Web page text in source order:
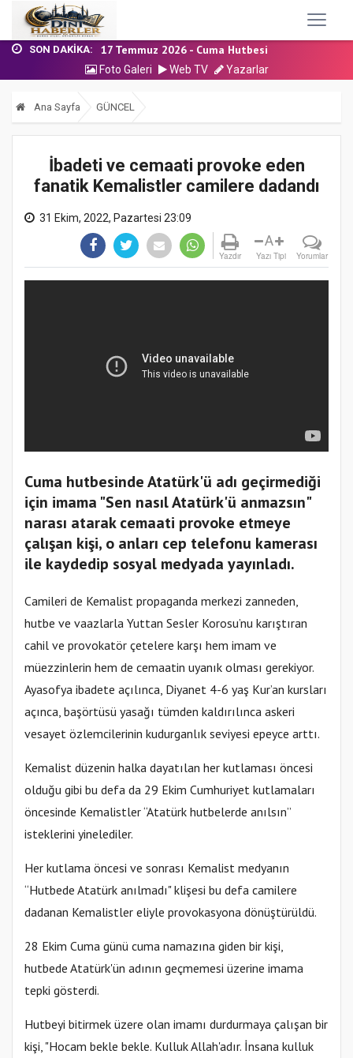
SON DAKIKA:
31 Temmuz 2026 - Cuma Hutbesi
24 Temmuz 2026 - Cuma Hutbesi
17 Temmuz 2026 - Cuma Hutbesi
Nakil Talebinde Bulunacak Kadrolu Kur’an...
Foto Galeri Web TV Yazarlar
Ana Sayfa GÜNCEL
İbadeti ve cemaati provoke eden
fanatik Kemalistler camilere dadandı
31 Ekim, 2022, Pazartesi 23:09
Yazdır
A
Yazı Tipi Yorumlar
Cuma hutbesinde Atatürk'ü adı geçirmediği
için imama "Sen nasıl Atatürk'ü anmazsın"
narası atarak cemaati provoke etmeye
çalışan kişi, o anları cep telefonu kamerası
ile kaydedip sosyal medyada yayınladı.
Camileri de Kemalist propaganda merkezi zanneden,
hutbe ve vaazlarla Yuttan Sesler Korosu’nu karıştıran
cahil ve provokatör çetelere karşı hem imam ve
müezzinlerin hem de cemaatin uyanık olması gerekiyor.
Ayasofya ibadete açılınca, Diyanet 4-6 yaş Kur’an kursları
açınca, başörtüsü yasağı tümden kaldırılınca askeri
vesayet özlemcilerinin kudurganlık seviyesi epeyce arttı.
Kemalist düzenin halka dayatılan her kutlaması öncesi
olduğu gibi bu defa da 29 Ekim Cumhuriyet kutlamaları
öncesinde Kemalistler “Atatürk hutbelerde anılsın”
isteklerini yinelediler.
Her kutlama öncesi ve sonrası Kemalist medyanın
“Hutbede Atatürk anılmadı" klişesi bu defa camilere
dadanan Kemalistler eliyle provokasyona dönüştürüldü.
28 Ekim Cuma günü cuma namazına giden bir kişi,
hutbede Atatürk'ün adının geçmemesi üzerine imama
tepki gösterdi.
Hutbeyi bitirmek üzere olan imamı durdurmaya çalışan bir
kişi, "Hocam bekle bekle. Kulluk Allah'adır. İnsana kulluk